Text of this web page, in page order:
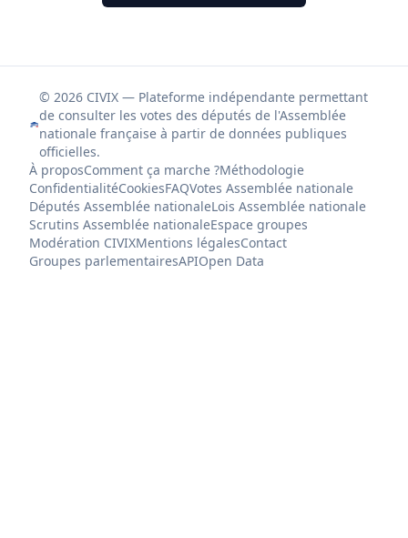
© 2026 CIVIX — Plateforme indépendante permettant
de consulter les votes des députés de l'Assemblée
nationale française à partir de données publiques
officielles.
À proposComment ça marche ?Méthodologie
ConfidentialitéCookiesFAQVotes Assemblée nationale
Députés Assemblée nationaleLois Assemblée nationale
Scrutins Assemblée nationaleEspace groupes
Modération CIVIXMentions légalesContact
Groupes parlementairesAPIOpen Data